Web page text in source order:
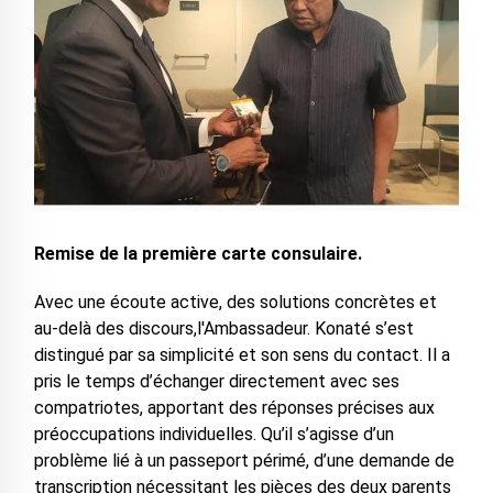
Remise de la première carte consulaire.
Avec une écoute active, des solutions concrètes et
au-delà des discours,l'Ambassadeur. Konaté s’est
distingué par sa simplicité et son sens du contact. Il a
pris le temps d’échanger directement avec ses
compatriotes, apportant des réponses précises aux
préoccupations individuelles. Qu’il s’agisse d’un
problème lié à un passeport périmé, d’une demande de
transcription nécessitant les pièces des deux parents